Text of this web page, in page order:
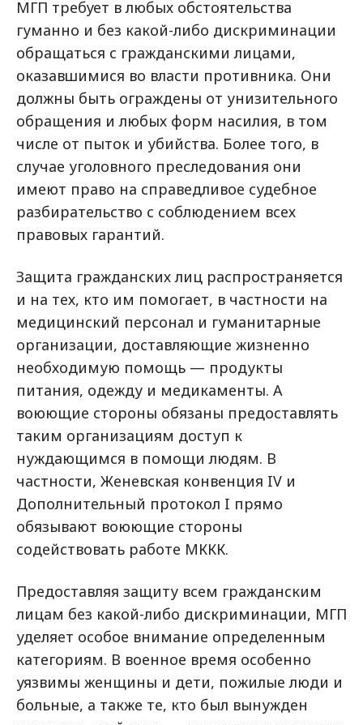
МГП требует в любых обстоятельства
гуманно и без какой-либо дискриминации
обращаться с гражданскими лицами,
оказавшимися во власти противника. Они
должны быть ограждены от унизительного
обращения и любых форм насилия, в том
числе от пыток и убийства. Более того, в
случае уголовного преследования они
имеют право на справедливое судебное
разбирательство с соблюдением всех
правовых гарантий.
Защита гражданских лиц распространяется
и на тех, кто им помогает, в частности на
медицинский персонал и гуманитарные
организации, доставляющие жизненно
необходимую помощь — продукты
питания, одежду и медикаменты. А
воюющие стороны обязаны предоставлять
таким организациям доступ к
нуждающимся в помощи людям. В
частности, Женевская конвенция IV и
Дополнительный протокол I прямо
обязывают воюющие стороны
содействовать работе МККК.
Предоставляя защиту всем гражданским
лицам без какой-либо дискриминации, МГП
уделяет особое внимание определенным
категориям. В военное время особенно
уязвимы женщины и дети, пожилые люди и
больные, а также те, кто был вынужден